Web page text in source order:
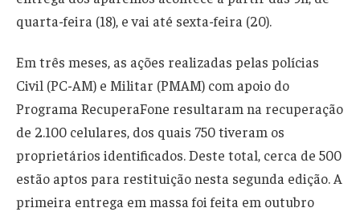
quarta-feira (18), e vai até sexta-feira (20).
Em três meses, as ações realizadas pelas polícias
Civil (PC-AM) e Militar (PMAM) com apoio do
Programa RecuperaFone resultaram na recuperação
de 2.100 celulares, dos quais 750 tiveram os
proprietários identificados. Deste total, cerca de 500
estão aptos para restituição nesta segunda edição. A
primeira entrega em massa foi feita em outubro